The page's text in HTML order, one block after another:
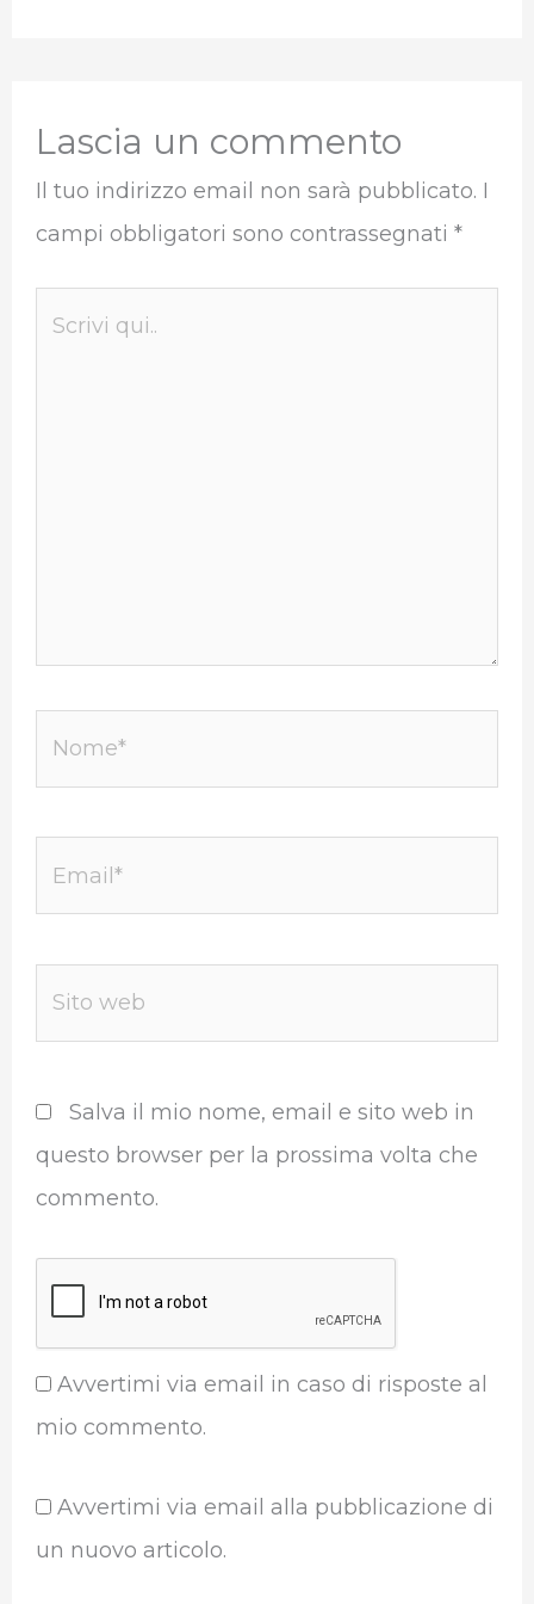
Lascia un commento
Il tuo indirizzo email non sarà pubblicato. I
campi obbligatori sono contrassegnati *
Salva il mio nome, email e sito web in
questo browser per la prossima volta che
commento.
Avvertimi via email in caso di risposte al
mio commento.
Avvertimi via email alla pubblicazione di
un nuovo articolo.